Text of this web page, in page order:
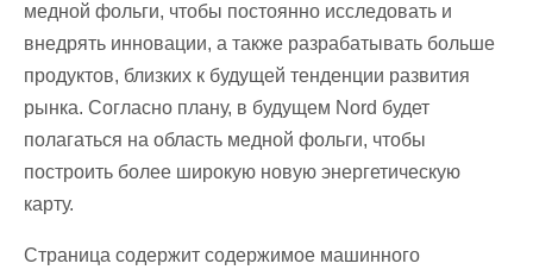
медной фольги, чтобы постоянно исследовать и
внедрять инновации, а также разрабатывать больше
продуктов, близких к будущей тенденции развития
рынка. Согласно плану, в будущем Nord будет
полагаться на область медной фольги, чтобы
построить более широкую новую энергетическую
карту.
Страница содержит содержимое машинного